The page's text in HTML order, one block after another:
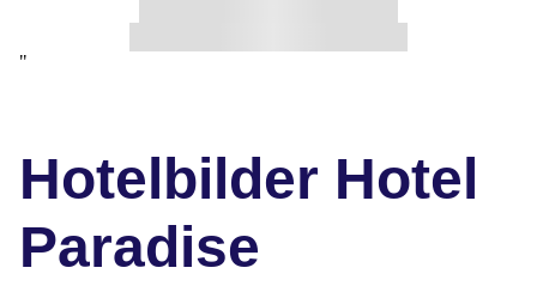
"
Hotelbilder Hotel
Paradise